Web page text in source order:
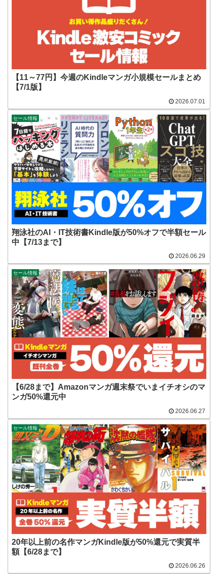
【11～77円】今週のKindleマンガ小規模セールまとめ
【7/1版】
2026.07.01
セール情報
翔泳社のAI・IT技術書Kindle版が50%オフで半額セール
中【7/13まで】
2026.06.29
セール情報
【6/28まで】Amazonマンガ週末祭でいまイチオシのマ
ンガ50%還元中
2026.06.27
セール情報
20年以上前の名作マンガKindle版が50%還元で実質半
額【6/28まで】
2026.06.26